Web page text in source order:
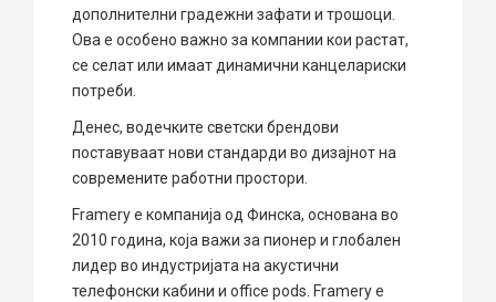
дополнителни градежни зафати и трошоци.
Ова е особено важно за компании кои растат,
се селат или имаат динамични канцелариски
потреби.
Денес, водечките светски брендови
поставуваат нови стандарди во дизајнот на
современите работни простори.
Framery е компанија од Финска, основана во
2010 година, која важи за пионер и глобален
лидер во индустријата на акустични
телефонски кабини и office pods. Framery е